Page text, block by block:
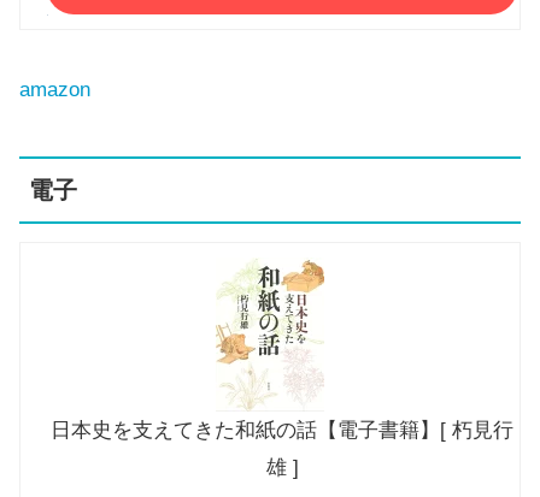
amazon
電子
日本史を支えてきた和紙の話【電子書籍】[ 朽見行
雄 ]